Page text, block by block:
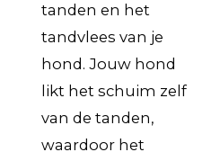
tanden en het
tandvlees van je
hond. Jouw hond
likt het schuim zelf
van de tanden,
waardoor het